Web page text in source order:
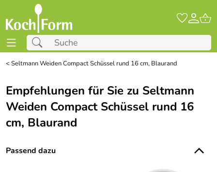
<Seltmann Weiden Compact Schüssel rund 16 cm, Blaurand
Empfehlungen für Sie zu Seltmann
Weiden Compact Schüssel rund 16
cm, Blaurand
Passend dazu